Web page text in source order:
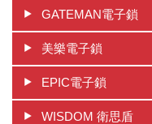
GATEMAN電子鎖
美樂電子鎖
EPIC電子鎖
WISDOM 衛思盾